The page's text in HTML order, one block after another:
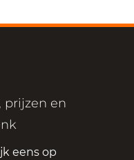
prijzen en
eens op